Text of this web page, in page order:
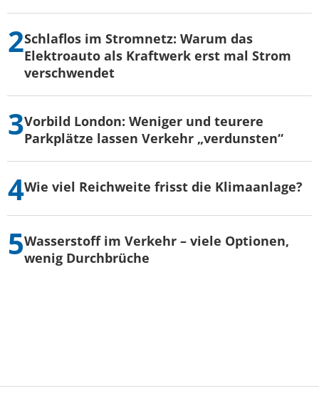
Schlaflos im Stromnetz: Warum das
Elektroauto als Kraftwerk erst mal Strom
verschwendet
Vorbild London: Weniger und teurere
Parkplätze lassen Verkehr „verdunsten“
Wie viel Reichweite frisst die Klimaanlage?
Wasserstoff im Verkehr – viele Optionen,
wenig Durchbrüche